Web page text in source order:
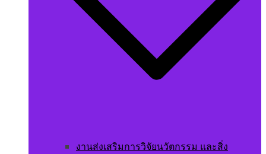
งานส่งเสริมการวิจัยนวัตกรรม และสิ่ง